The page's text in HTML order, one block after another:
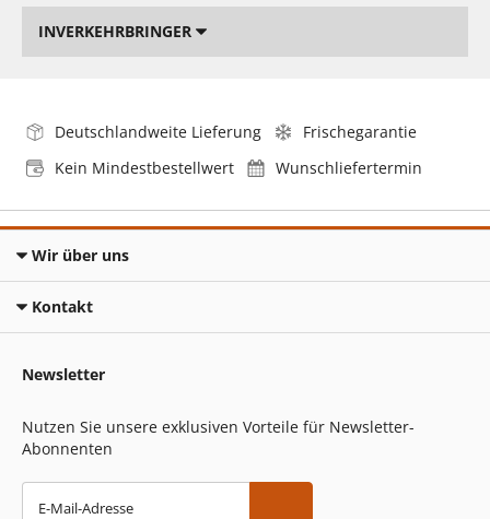
INVERKEHRBRINGER
Deutschlandweite Lieferung
Frischegarantie
Kein Mindestbestellwert
Wunschliefertermin
Wir über uns
Kontakt
Newsletter
Nutzen Sie unsere exklusiven Vorteile für Newsletter-
Abonnenten
E-Mail-Adresse